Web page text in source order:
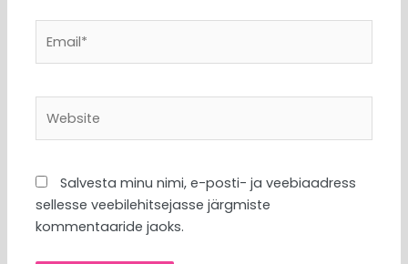
Salvesta minu nimi, e-posti- ja veebiaadress
sellesse veebilehitsejasse järgmiste
kommentaaride jaoks.